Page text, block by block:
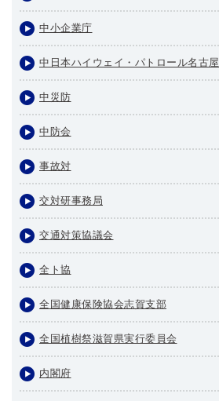
中小企業庁
中日本ハイウェイ・パトロール名古屋
中災防
中防会
事故対
交対研事務局
交通対策協議会
全ト協
全国健康保険協会志賀支部
全国植樹祭滋賀県実行委員会
内閣府